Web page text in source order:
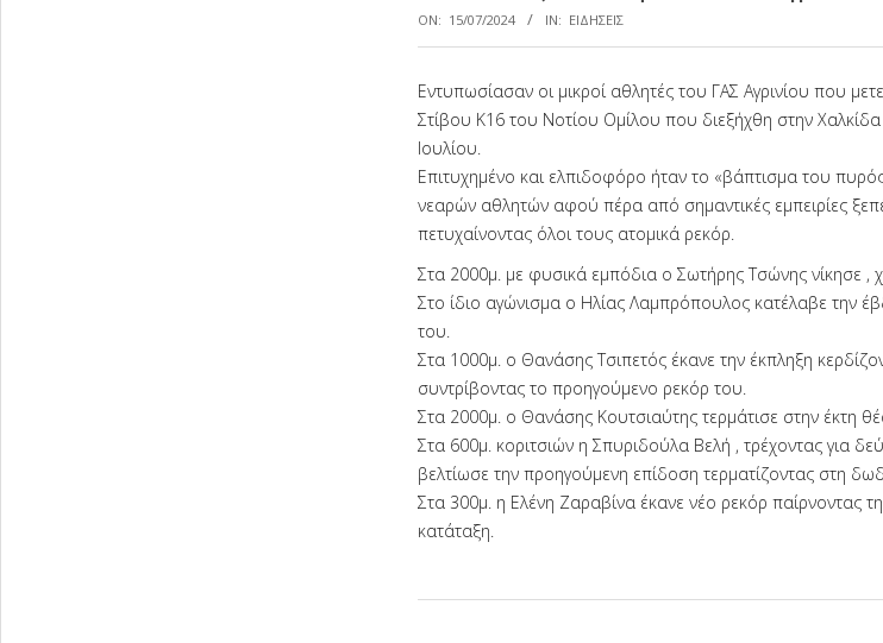
ON: 15/07/2024 IN: ΕΙΔΗΣΕΙΣ
Εντυπωσίασαν οι μικροί αθλητές του ΓΑΣ Αγρινίου που
Στίβου Κ16 του Νοτίου Ομίλου που διεξήχθη στην
Ιουλίου.
Επιτυχημένο και ελπιδοφόρο ήταν το «βάπτισμα του
νεαρών αθλητών αφού πέρα από σημαντικές εμπειρίες
πετυχαίνοντας όλοι τους ατομικά ρεκόρ.
Στα 2000μ. με φυσικά εμπόδια ο Σωτήρης Τσώνης νίκησε ,
Στο ίδιο αγώνισμα ο Ηλίας Λαμπρόπουλος κατέλαβε την
του.
Στα 1000μ. ο Θανάσης Τσιπετός έκανε την έκπληξη
συντρίβοντας το προηγούμενο ρεκόρ του.
Στα 2000μ. ο Θανάσης Κουτσιαύτης τερμάτισε στην έκτη
Στα 600μ. κοριτσιών η Σπυριδούλα Βελή , τρέχοντας για
βελτίωσε την προηγούμενη επίδοση τερματίζοντας στη
Στα 300μ. η Ελένη Ζαραβίνα έκανε νέο ρεκόρ παίρνοντας
κατάταξη.